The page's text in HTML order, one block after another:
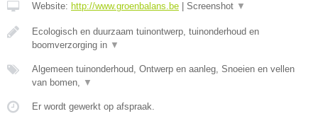
Website: http://www.groenbalans.be Screenshot ▼
Ecologisch en duurzaam tuinontwerp, tuinonderhoud en
boomverzorging in ▼
Algemeen tuinonderhoud, Ontwerp en aanleg, Snoeien en vellen
van bomen, ▼
Er wordt gewerkt op afspraak.